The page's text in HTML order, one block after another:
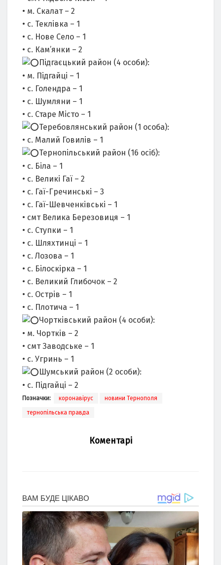
• м. Скалат – 2
• с. Теклівка – 1
• с. Нове Село – 1
• с. Кам’янки – 2
Підгаєцький район (4 особи):
• м. Підгайці – 1
• с. Голендра – 1
• с. Шумляни – 1
• с. Старе Місто – 1
Теребовлянський район (1 особа):
• с. Малий Говилів – 1
Тернопільський район (16 осіб):
• с. Біла – 1
• с. Великі Гаї – 2
• с. Гаї-Гречинські – 3
• с. Гаї-Шевченківські – 1
• смт Велика Березовиця – 1
• с. Ступки – 1
• с. Шляхтинці – 1
• с. Лозова – 1
• с. Білоскірка – 1
• с. Великий Глибочок – 2
• с. Острів – 1
• с. Плотича – 1
Чортківський район (4 особи):
• м. Чортків – 2
• смт Заводське – 1
• с. Угринь – 1
Шумський район (2 особи):
• с. Підгайці – 2
Позначки: коронавірус новини Тернополя
тернопільська правда
Коментарі